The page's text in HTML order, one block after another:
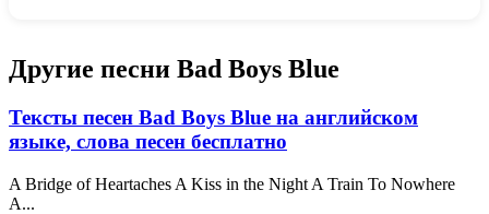
Другие песни Bad Boys Blue
Тексты песен Bad Boys Blue на английском
языке, слова песен бесплатно
A Bridge of Heartaches A Kiss in the Night A Train To Nowhere
A...